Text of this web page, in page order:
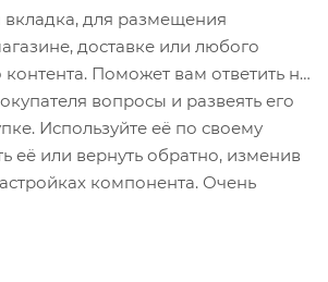
для размещения
доставке или любого
Поможет вам ответить на
вопросы и развеять его
Используйте её по своему
её или вернуть обратно, изменив
компонента. Очень